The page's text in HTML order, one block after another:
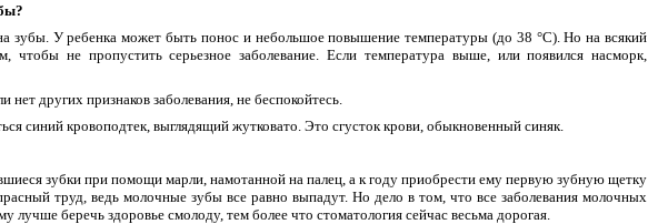
зубы. У ребенка может быть понос и небольшое повышение температуры (до 38 °С). Но на всякий
чтобы не пропустить серьезное заболевание. Если температура выше, или появился насморк,
других признаков заболевания, не беспокойтесь.
синий кровоподтек, выглядящий жутковато. Это сгусток крови, обыкновенный синяк.
зубки при помощи марли, намотанной на палец, а к году приобрести ему первую зубную щетку
труд, ведь молочные зубы все равно выпадут. Но дело в том, что все заболевания молочных
лучше беречь здоровье смолоду, тем более что стоматология сейчас весьма дорогая.